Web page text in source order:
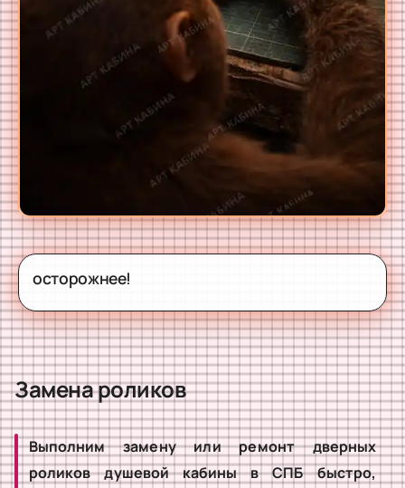
осторожнее!
Замена роликов
Выполним замену или ремонт дверных
роликов душевой кабины в СПБ быстро,